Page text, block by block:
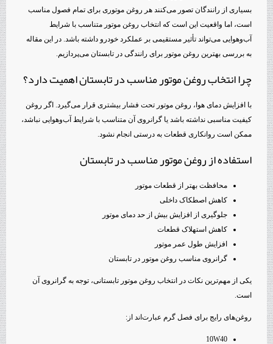
بسیاری از رانندگان تصور می‌کنند هر روغن موتوری برای تمام فصول مناسب
است، اما واقعیت این است که انتخاب روغن موتور متناسب با شرایط
آب‌وهوایی می‌تواند تأثیر مستقیمی بر عملکرد خودرو داشته باشد. در این مقاله
به بررسی بهترین روغن موتور برای رانندگی در تابستان می‌پردازیم.
چرا انتخاب روغن موتور مناسب در تابستان اهمیت دارد؟
با افزایش دمای هوا، روغن موتور تحت فشار بیشتری قرار می‌گیرد. اگر روغن
کیفیت مناسبی نداشته باشد یا گرانروی آن متناسب با شرایط آب‌وهوایی نباشد،
ممکن است روانکاری قطعات به درستی انجام نشود.
استفاده از روغن موتور مناسب در تابستان
محافظت بهتر از قطعات موتور
کاهش اصطکاک داخلی
جلوگیری از افزایش بیش از حد دمای موتور
کاهش استهلاک قطعات
افزایش طول عمر موتور
گرانروی مناسب روغن موتور در تابستان
یکی از مهم‌ترین نکات در انتخاب روغن موتور تابستانی، توجه به گرانروی آن
است.
روغن‌های رایج برای فصل گرم عبارت‌اند از:
10W40